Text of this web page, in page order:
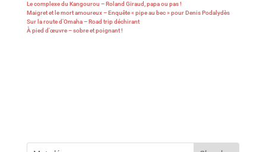
Le complexe du Kangourou – Roland Giraud, papa ou pas !
Maigret et le mort amoureux – Enquête « pipe au bec » pour Denis Podalydès
Sur la route d’Omaha – Road trip déchirant
À pied d’œuvre – sobre et poignant !